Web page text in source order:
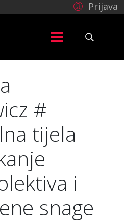
Prijava
#
tijela
i
snage